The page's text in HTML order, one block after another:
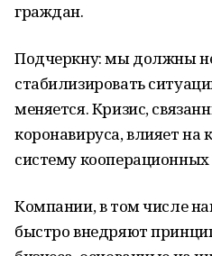
граждан.
Подчеркну: мы должны
стабилизировать
меняется. Кризис,
коронавируса, влияет
систему кооперационных
Компании, в том числе
быстро внедряют